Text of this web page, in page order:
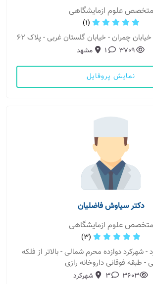
متخصص علوم ازمایشگاهی
(1)
3709
1 مشهد
نمایش پروفایل
دکتر سیاوش فاضلیان
متخصص علوم ازمایشگاهی
(3)
- شهرکرد دوازده محرم شمالی - بالاتر از فلکه
- طبقه فوقانی داروخانه رازی
3603
3 شهرکرد